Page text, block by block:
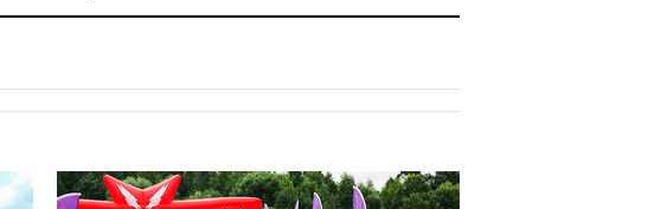
11:58Великобритания
11:37В Ярославской области